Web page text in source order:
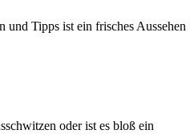
Tipps ist ein frisches Aussehen
oder ist es bloß ein